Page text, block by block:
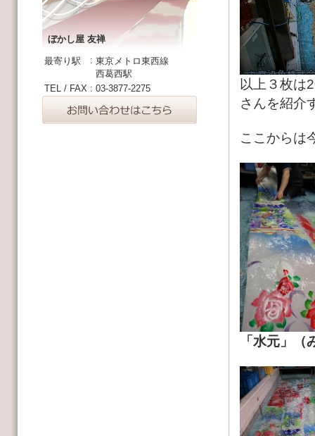
ぼかし屋 友禅
最寄り駅 : 東京メトロ東西線
西葛西駅
TEL / FAX : 03-3877-2275
以上３枚は
さんを紹介
ここからは
「水元」